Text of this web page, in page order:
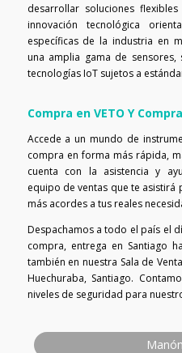
desarrollar soluciones
innovación tecnológica
específicas de la industria en
una amplia gama de
tecnologías IoT sujetos a
Compra en VETO Y
Accede a un mundo de
compra en forma más rápida,
cuenta con la asistencia y
equipo de ventas que te asistirá
más acordes a tus reales
Despachamos a todo el país el
compra, entrega en Santiago
también en nuestra Sala de
Huechuraba, Santiago.
niveles de seguridad para